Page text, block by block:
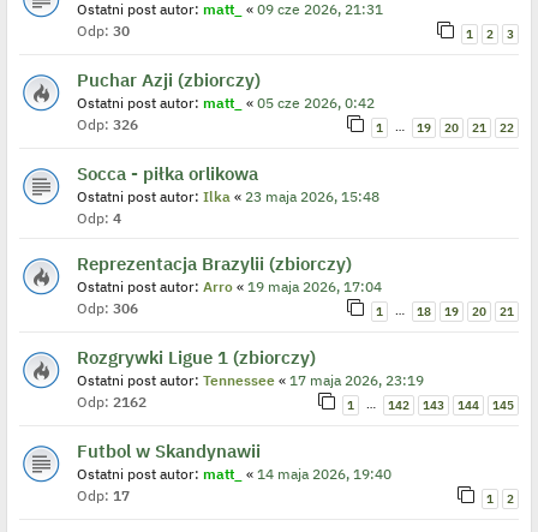
Ostatni post autor: matt_ « 09 cze 2026, 21:31
Odp: 30 1 2 3
Puchar Azji (zbiorczy)
Ostatni post autor: matt_ « 05 cze 2026, 0:42
Odp: 326 1 … 19 20 21 22
Socca - piłka orlikowa
Ostatni post autor: Ilka « 23 maja 2026, 15:48
Odp: 4
Reprezentacja Brazylii (zbiorczy)
Ostatni post autor: Arro « 19 maja 2026, 17:04
Odp: 306 1 … 18 19 20 21
Rozgrywki Ligue 1 (zbiorczy)
Ostatni post autor: Tennessee « 17 maja 2026, 23:19
Odp: 2162 1 … 142 143 144 145
Futbol w Skandynawii
Ostatni post autor: matt_ « 14 maja 2026, 19:40
Odp: 17 1 2